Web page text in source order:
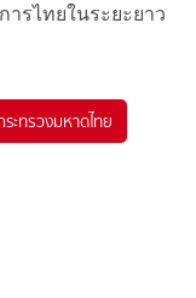
รไทยในระยะยาว
ระทรวงมหาดไทย